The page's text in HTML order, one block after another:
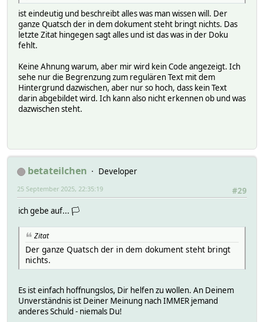
ist eindeutig und beschreibt alles was man wissen will. Der
ganze Quatsch der in dem dokument steht bringt nichts. Das
letzte Zitat hingegen sagt alles und ist das was in der Doku
fehlt.
Keine Ahnung warum, aber mir wird kein Code angezeigt. Ich
sehe nur die Begrenzung zum regulären Text mit dem
Hintergrund dazwischen, aber nur so hoch, dass kein Text
darin abgebildet wird. Ich kann also nicht erkennen ob und was
dazwischen steht.
betateilchen
Developer
#29
25 September 2025, 22:35:19
ich gebe auf... 🏳
Zitat
Der ganze Quatsch der in dem dokument steht bringt
nichts.
Es ist einfach hoffnungslos, Dir helfen zu wollen. An Deinem
Unverständnis ist Deiner Meinung nach IMMER jemand
anderes Schuld - niemals Du!